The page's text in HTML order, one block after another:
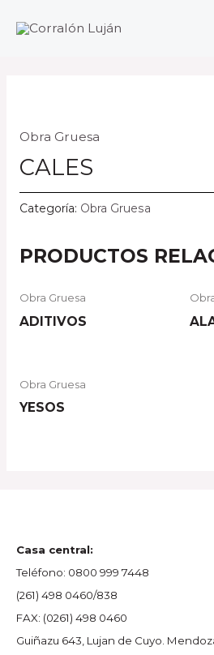
Obra Gruesa
CALES
Categoría: Obra Gruesa
PRODUCTOS
Obra Gruesa
ADITIVOS
Obra Gruesa
YESOS
Casa central:
Teléfono: 0800 999 7448
(261) 498 0460/838
FAX: (0261) 498 0460
Guiñazu 643, Lujan de Cuyo.